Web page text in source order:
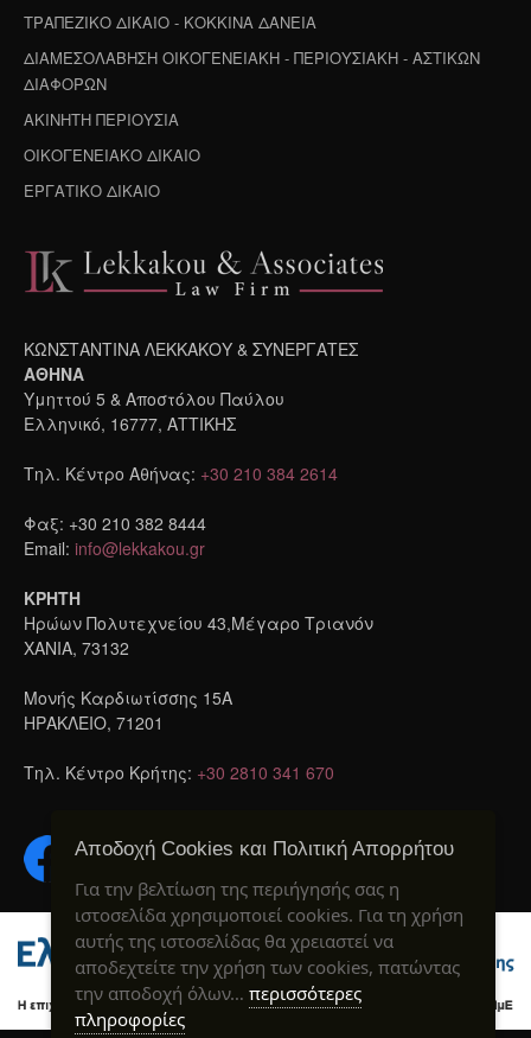
ΤΡΑΠΕΖΙΚΟ ΔΙΚΑΙΟ - ΚΟΚΚΙΝΑ ΔΑΝΕΙΑ
ΔΙΑΜΕΣΟΛΑΒΗΣΗ ΟΙΚΟΓΕΝΕΙΑΚΗ - ΠΕΡΙΟΥΣΙΑΚΗ - ΑΣΤΙΚΩΝ
ΔΙΑΦΟΡΩΝ
ΑΚΙΝΗΤΗ ΠΕΡΙΟΥΣΙΑ
ΟΙΚΟΓΕΝΕΙΑΚΟ ΔΙΚΑΙΟ
ΕΡΓΑΤΙΚΟ ΔΙΚΑΙΟ
ΚΩΝΣΤΑΝΤΙΝΑ ΛΕΚΚΑΚΟΥ & ΣΥΝΕΡΓΑΤΕΣ
ΑΘΗΝΑ
Υμηττού 5 & Αποστόλου Παύλου
Ελληνικό, 16777, ΑΤΤΙΚΗΣ
Τηλ. Κέντρο Αθήνας: +30 210 384 2614
Φαξ: +30 210 382 8444
Email: info@lekkakou.gr
ΚΡΗΤΗ
Ηρώων Πολυτεχνείου 43,Μέγαρο Τριανόν
ΧΑΝΙΑ, 73132
Μονής Καρδιωτίσσης 15A
ΗΡΑΚΛΕΙΟ, 71201
Τηλ. Κέντρο Κρήτης: +30 2810 341 670
Αποδοχή Cookies και Πολιτική Απορρήτου
Για την βελτίωση της περιήγησής σας η
ιστοσελίδα χρησιμοποιεί cookies. Για τη χρήση
αυτής της ιστοσελίδας θα χρειαστεί να
αποδεχτείτε την χρήση των cookies, πατώντας
την αποδοχή όλων… περισσότερες
πληροφορίες